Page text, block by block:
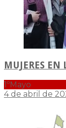
MUJERES EN
1ºMayo
4 de abril de